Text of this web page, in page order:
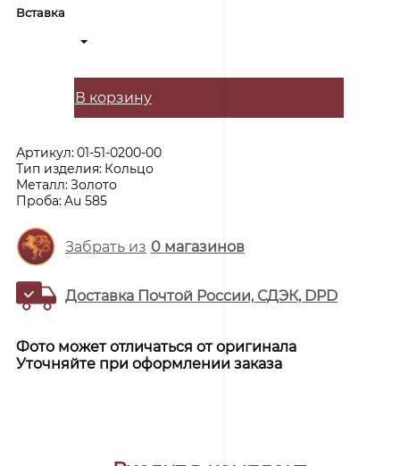
Вставка
В корзину
Артикул:01-51-0200-00
Тип изделия: Кольцо
Металл:Золото
Проба:Au 585
Забрать из 0магазинов
Доставка Почтой России, СДЭК, DPD
Фото может отличаться от оригинала
Уточняйте при оформлении заказа